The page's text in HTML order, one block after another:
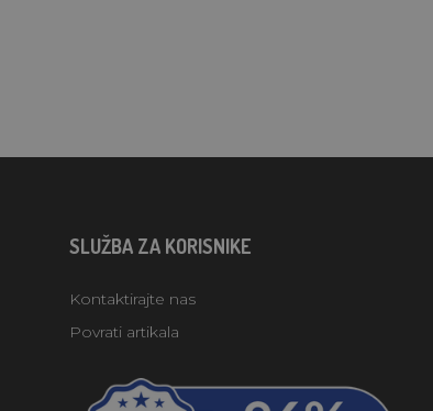
SLUŽBA ZA KORISNIKE
Kontaktirajte nas
Povrati artikala